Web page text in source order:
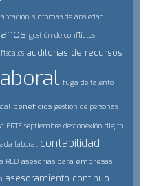
síntomas de ansiedad
gestión de conflictos
auditorías de recursos
fuga de talento
beneficios gestión de personas
ERTE septiembre desconexión digital
laboral contabilidad
RED asesorías para empresas
asesoramiento continuo